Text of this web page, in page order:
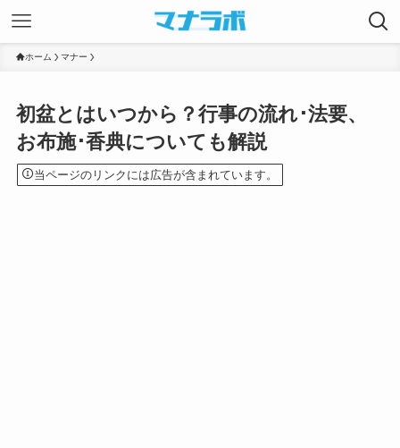
ホーム マナー
初盆とはいつから？行事の流れ･法要、
お布施･香典についても解説
当ページのリンクには広告が含まれています。